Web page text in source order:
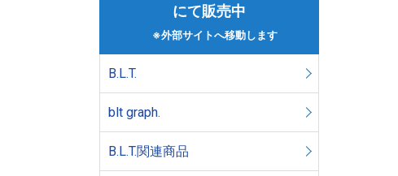
にて販売中
※外部サイトへ移動します
B.L.T.
blt graph.
B.L.T.関連商品